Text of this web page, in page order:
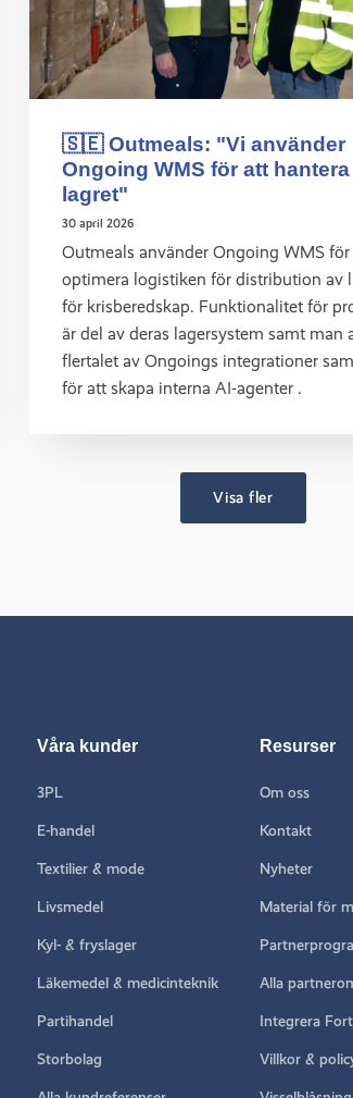
🇸🇪 Outmeals: "Vi använder
Ongoing WMS för att
lagret"
30 april 2026
Outmeals använder Ongoing WMS
optimera logistiken för distribution av
för krisberedskap. Funktionalitet för
är del av deras lagersystem samt man
flertalet av Ongoings integrationer
för att skapa interna AI-agenter .
Visa fler
Våra kunder
3PL
E-handel
Textilier & mode
Livsmedel
Kyl- & fryslager
Läkemedel & medicinteknik
Partihandel
Storbolag
Resurser
Om oss
Kontakt
Nyheter
Material för
Alla
Integrera
Villkor &